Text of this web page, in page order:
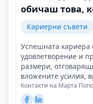
обичаш това,
Кариерни съвети
Успешната кариера
удовлетворение и
размери,
вложените усилия,
Контакти на Марта